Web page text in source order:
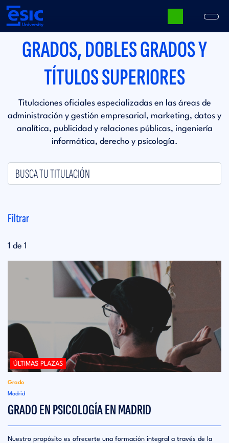
Pasar
contenido
navigationGRADOS, DOBLES GRADOS Y
TÍTULOS SUPERIORES
Titulaciones oficiales especializadas en las áreas de
administración y gestión empresarial, marketing, datos y
analítica, publicidad y relaciones públicas, ingeniería
informática, derecho y psicología.
Filtrar
1 de 1
ÚLTIMAS PLAZAS
Grado
Madrid
GRADO EN PSICOLOGÍA EN MADRID
Nuestro propósito es ofrecerte una formación integral a través de la